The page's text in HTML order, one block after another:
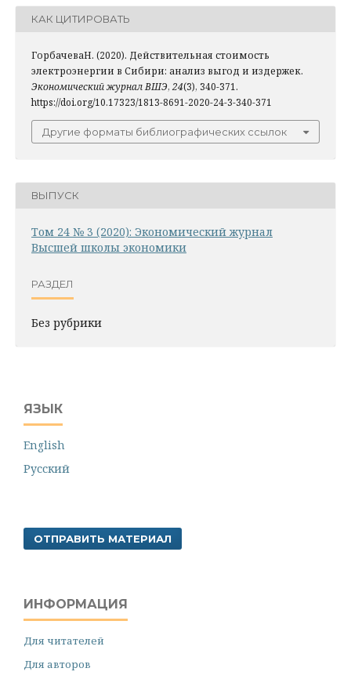
КАК ЦИТИРОВАТЬ
ГорбачеваН. (2020). Действительная стоимость
электроэнергии в Сибири: анализ выгод и издержек.
Экономический журнал ВШЭ, 24(3), 340-371.
https://doi.org/10.17323/1813-8691-2020-24-3-340-371
Другие форматы библиографических ссылок
ВЫПУСК
Том 24 № 3 (2020): Экономический журнал
Высшей школы экономики
РАЗДЕЛ
Без рубрики
ЯЗЫК
English
Русский
ОТПРАВИТЬ МАТЕРИАЛ
ИНФОРМАЦИЯ
Для читателей
Для авторов